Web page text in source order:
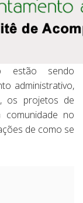
estão sendo
administrativo,
os projetos de
comunidade no
de como se